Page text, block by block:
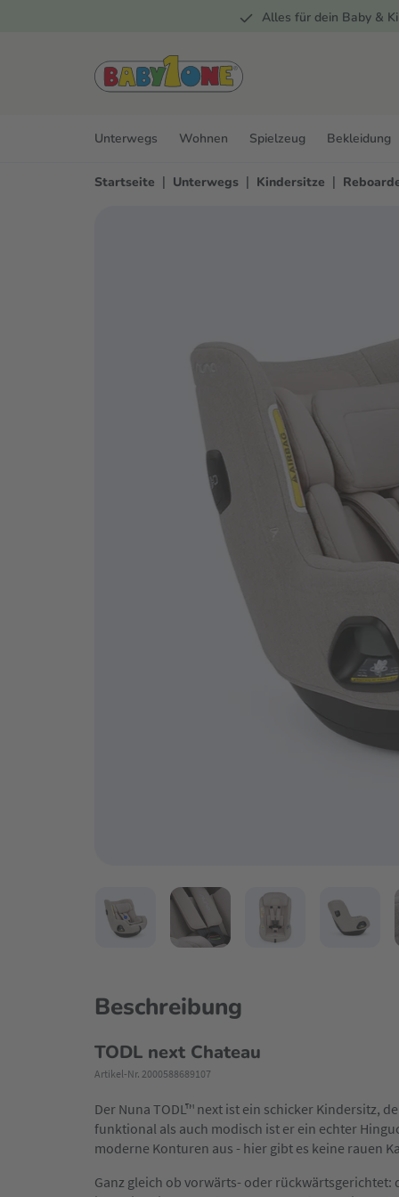
Alles für dein Baby &
Unterwegs Wohnen Spielzeug Bekleidung
Startseite | Unterwegs | Kindersitze |
Beschreibung
TODL next Chateau
Artikel-Nr. 2000588689107
Der Nuna TODL™ next ist ein schicker Kindersitz,
funktional als auch modisch ist er ein echter
moderne Konturen aus - hier gibt es keine rauen
Ganz gleich ob vorwärts- oder